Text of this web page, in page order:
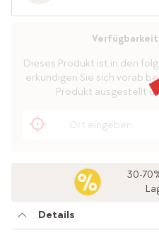
Verfügbarkeit
Dieses Produkt ist in den
erkundigen Sie sich vorab
Produkt ausgestellt
30-
Details